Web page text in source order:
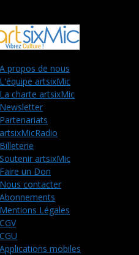
propos de nous
artsixMic
charte artsixMic
artsixMic
un Don
contacter
Légales
mobiles